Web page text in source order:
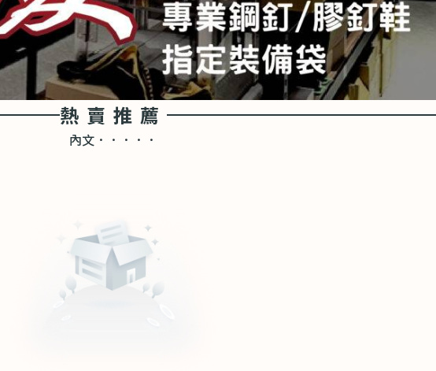
熱賣推薦
內文．．．．．